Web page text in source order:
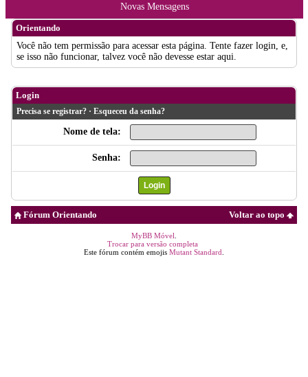
Novas Mensagens
Orientando
Você não tem permissão para acessar esta página. Tente fazer login, e,
se isso não funcionar, talvez você não devesse estar aqui.
Login
Precisa se registrar? · Esqueceu da senha?
Nome de tela:
Senha:
Voltar ao topo
Fórum Orientando
MyBB Móvel
Trocar para versão completa
Este fórum contém emojis Mutant Standard